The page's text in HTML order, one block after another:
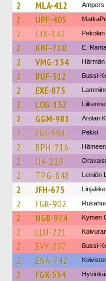
2 MLA-412 Ampers
2 UPF-405
2 CJX-142
2 KBF-710 E.
2 VMG-154
2 BUF-512 Bussi-
2 EXE-875
2 LOG-132
2 GGM-981 Arolan
2 FGJ-594 Pekki
2 BPH-716
2 JJA-219
2 TPG-848 Leiniön
2 JFH-675 Linjaliike
2 FGR-902
2 NGB-924 Kymen
2 LLU-221
2 EVY-297 Bussi-
2 ENA-742
2 FGX-534